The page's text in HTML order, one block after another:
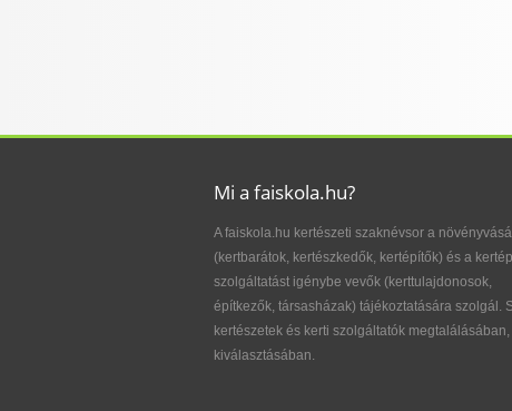
Mi a faiskola.hu?
A faiskola.hu kertészeti szaknévsor a
(kertbarátok, kertészkedők, kertépítők) és a
szolgáltatást igénybe vevők (kerttulajdonosok,
építkezők, társasházak) tájékoztatására szolgál.
kertészetek és kerti szolgáltatók megtalálásában,
kiválasztásában.